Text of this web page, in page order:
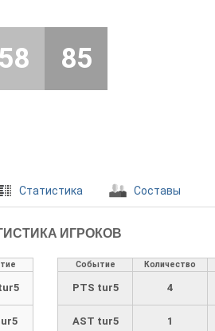
58 85
Cтатистика Составы
ИГРОКОВ
Событие Количество
PTS tur5 4
AST tur5 1